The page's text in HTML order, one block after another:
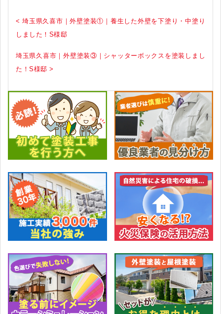
< 埼玉県久喜市｜外壁塗装①｜養生した外壁を下塗り・中塗り
しました！S様邸
埼玉県久喜市｜外壁塗装③｜シャッターボックスを塗装しまし
た！S様邸 >